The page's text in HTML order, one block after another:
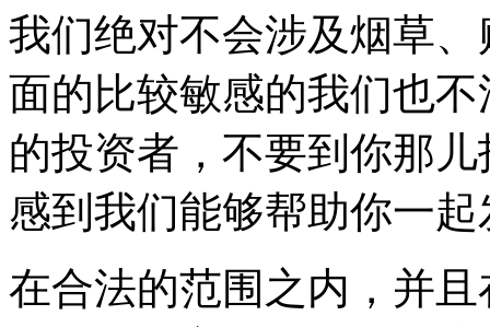
我们绝对不会涉及烟草
面的比较敏感的我们也
的投资者，不要到你那
感到我们能够帮助你一
在合法的范围之内，并